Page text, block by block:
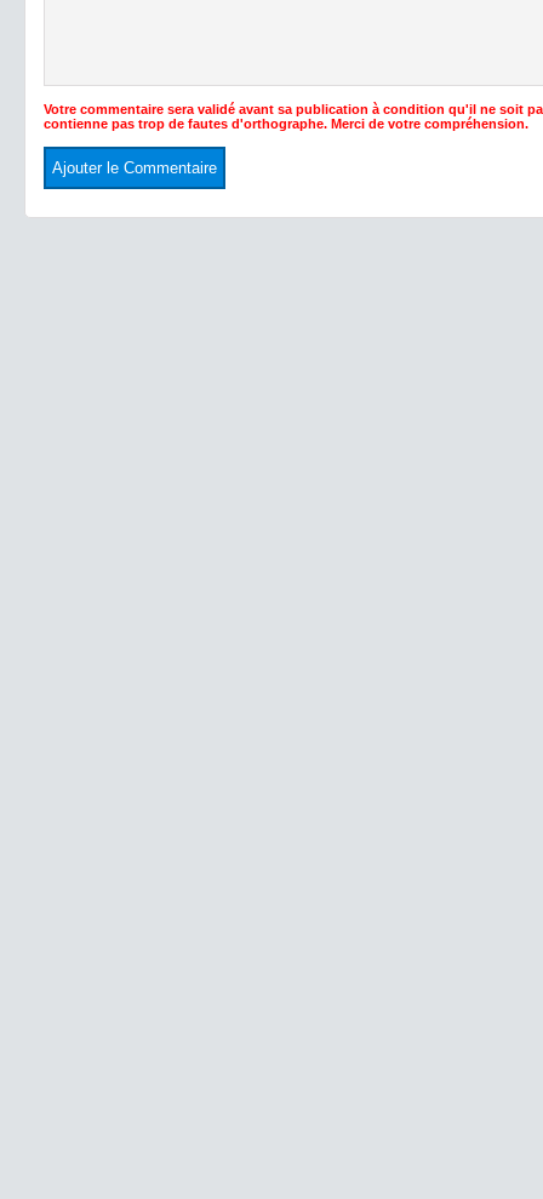
Votre commentaire sera validé avant sa publication à condition qu'il ne soit
contienne pas trop de fautes d'orthographe. Merci de votre compréhension.